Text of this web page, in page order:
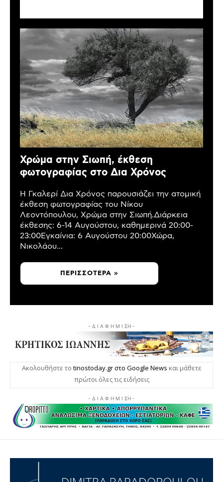
Χρώμα στην Σιωπή, έκθεση
φωτογραφίας στο Δια Χρόνος
Η Γκαλερί Δια Χρόνος παρουσιάζει την ατομική
έκθεση φωτογραφίας του Νίκου
Λεοντόπουλου, Χρώμα στην Σιωπή.Διάρκεια
έκθεσης: 6-14 Αυγούστου, καθημερινά 20:00-
23:00Εγκαίνια: 6 Αυγούστου 20:00Χώρα,
Νικολάου...
ΠΕΡΙΣΣΌΤΕΡΑ »
- Δ Ι Α Φ Η Μ Ι ΣΗ -
Ακολουθήστε το tinostoday.gr στο Google News και μάθετε
πρώτοι όλες τις ειδήσεις
- Δ Ι Α Φ Η Μ Ι ΣΗ -